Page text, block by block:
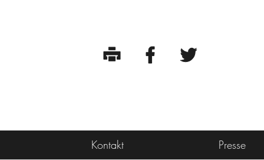
Kontakt Presse